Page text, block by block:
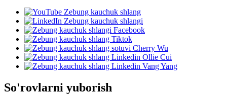
So'rovlarni yuborish